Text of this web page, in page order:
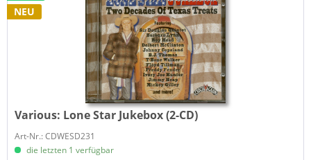
NEU
Various: Lone Star Jukebox (2-CD)
Art-Nr.: CDWESD231
die letzten 1 verfügbar